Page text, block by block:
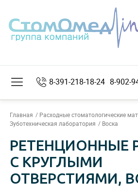
8-391-218-18-24 8-902-
Главная
Расходные стоматологические
Зуботехническая лаборатория
Воска
РЕТЕНЦИОННЫЕ
С КРУГЛЫМИ
ОТВЕРСТИЯМИ,